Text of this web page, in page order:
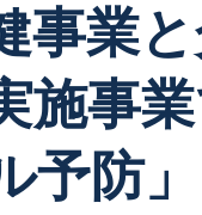
事業
施事
予防